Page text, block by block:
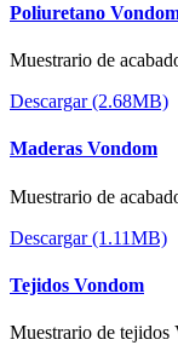
Poliuretano
Muestrario de
Descargar (2.68MB)
Maderas Vondom
Muestrario de
Descargar (1.11MB)
Tejidos Vondom
Muestrario de